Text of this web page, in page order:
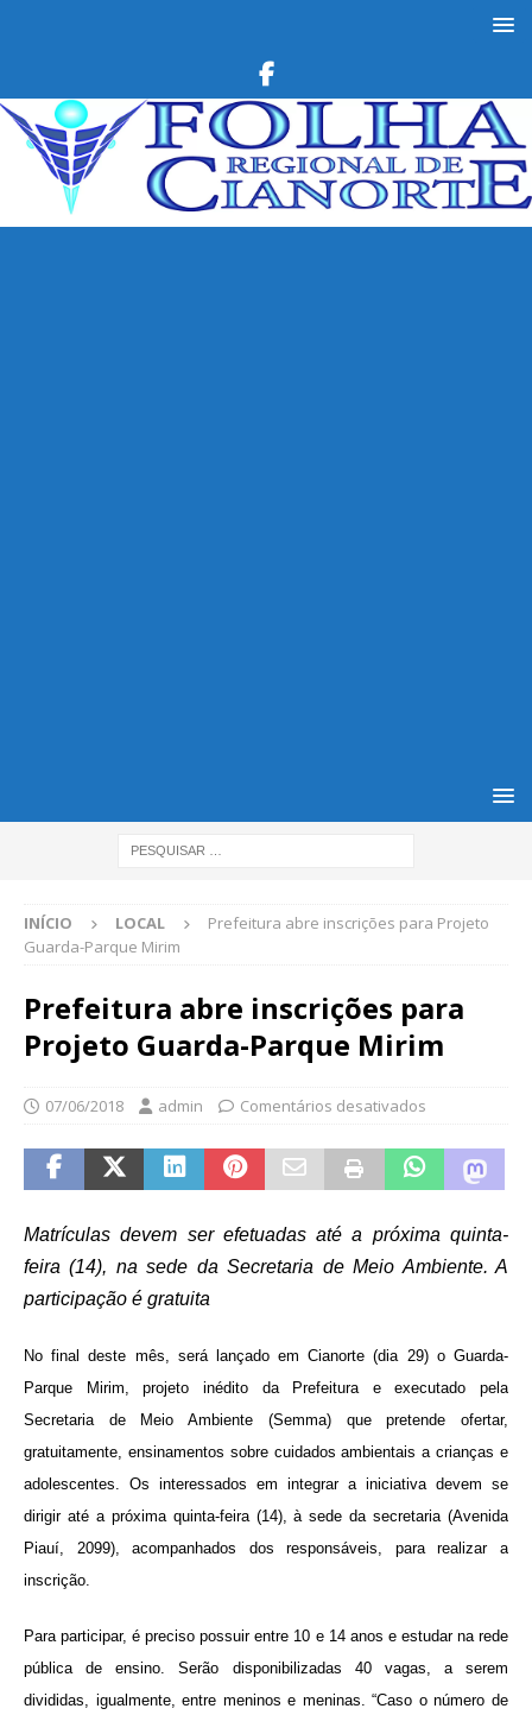
INÍCIO LOCAL
Prefeitura abre inscrições para Projeto
Guarda-Parque Mirim
Prefeitura abre inscrições para
Projeto Guarda-Parque Mirim
07/06/2018 admin Comentários desativados
Matrículas devem ser efetuadas até a próxima quinta-
feira (14), na sede da Secretaria de Meio Ambiente. A
participação é gratuita
No final deste mês, será lançado em Cianorte (dia 29) o Guarda-
Parque Mirim, projeto inédito da Prefeitura e executado pela
Secretaria de Meio Ambiente (Semma) que pretende ofertar,
gratuitamente, ensinamentos sobre cuidados ambientais a crianças e
adolescentes. Os interessados em integrar a iniciativa devem se
dirigir até a próxima quinta-feira (14), à sede da secretaria (Avenida
Piauí, 2099), acompanhados dos responsáveis, para realizar a
inscrição.
Para participar, é preciso possuir entre 10 e 14 anos e estudar na rede
pública de ensino. Serão disponibilizadas 40 vagas, a serem
divididas, igualmente, entre meninos e meninas. “Caso o número de